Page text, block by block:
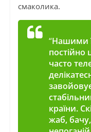
смаколика.
“Нашими
постійно
часто
країни.
жаб,